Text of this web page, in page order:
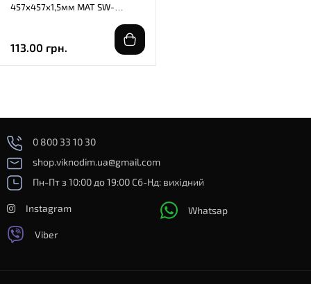
457х457х1,5мм МАТ SW-
113.00 грн.
0 800 33 10 30
shop.viknodim.ua@gmail.com
Пн-Пт з 10:00 до 19:00 Сб-Нд: вихідний
Instagram
Viber
Whatsap